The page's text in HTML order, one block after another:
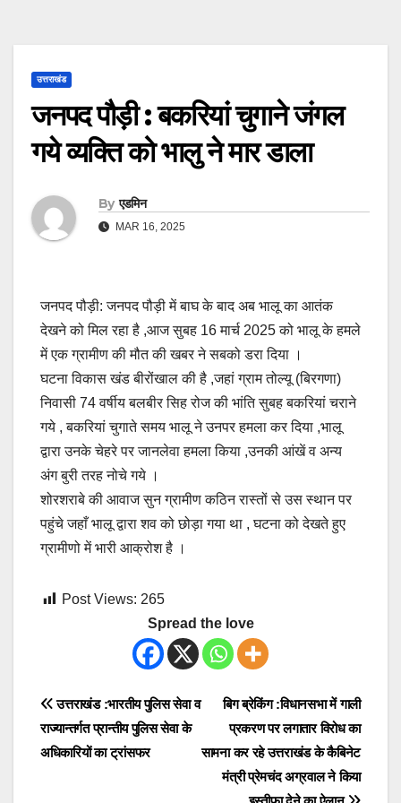
उत्तराखंड
जनपद पौड़ी : बकरियां चुगाने जंगल
गये व्यक्ति को भालु ने मार डाला
By एडमिन
MAR 16, 2025
जनपद पौड़ी: जनपद पौड़ी में बाघ के बाद अब भालू का आतंक
देखने को मिल रहा है ,आज सुबह 16 मार्च 2025 को भालू के हमले
में एक ग्रामीण की मौत की खबर ने सबको डरा दिया ।
घटना विकास खंड बीरोंखाल की है ,जहां ग्राम तोल्यू (बिरगणा)
निवासी 74 वर्षीय बलबीर सिह रोज की भांति सुबह बकरियां चराने
गये , बकरियां चुगाते समय भालू ने उनपर हमला कर दिया ,भालू
द्वारा उनके चेहरे पर जानलेवा हमला किया ,उनकी आंखें व अन्य
अंग बुरी तरह नोचे गये ।
शोरशराबे की आवाज सुन ग्रामीण कठिन रास्तों से उस स्थान पर
पहुंचे जहाँ भालू द्वारा शव को छोड़ा गया था , घटना को देखते हुए
ग्रामीणो में भारी आक्रोश है ।
Post Views: 265
Spread the love
Post
navigation
बिग ब्रेकिंग :विधानसभा में गाली
प्रकरण पर लगातार विरोध का
सामना कर रहे उत्तराखंड के कैबिनेट
मंत्री प्रेमचंद अग्रवाल ने किया
उत्तराखंड :भारतीय पुलिस सेवा व
राज्यान्तर्गत प्रान्तीय पुलिस सेवा के
अधिकारियों का ट्रांसफर